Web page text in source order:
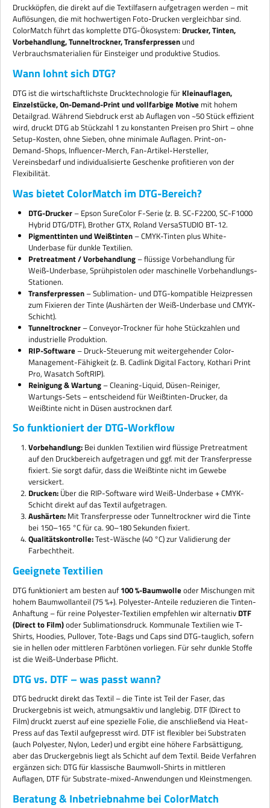
Einweisung & Schulung Langfristige Betreuung durch erfahrene
Experten Optionale Garantieverlängerung auf 36 oder 60
Monate – Investitionssicherheit pur Wir bieten Ihnen außerdem
attraktive Leasing- und Mietkaufmodelle mit flexiblen Laufzeiten
bis zu 60 Monaten. Anwendungsbereiche – Für wen ist der SC-
F2200 ideal? On-Demand-Produktion von T-Shirts, Hoodies,
Taschen & Merchandise Individualisierung in Shops, Ateliers &
Produktion kleiner und mittlerer Serien
Druckköpfen, die direkt auf die Textilfasern aufgetragen werden – mit
Auflösungen, die mit hochwertigen Foto-Drucken vergleichbar sind.
ColorMatch führt das komplette DTG-Ökosystem: Drucker, Tinten,
Vorbehandlung, Tunneltrockner, Transferpressenund
Verbrauchsmaterialien für Einsteiger und produktive Studios.
Wann lohnt sich DTG?
DTG ist die wirtschaftlichste Drucktechnologie für Kleinauflagen,
Einzelstücke, On-Demand-Print und vollfarbige Motive mit hohem
Detailgrad. Während Siebdruck erst ab Auflagen von ~50 Stück effizient
wird, druckt DTG ab Stückzahl 1 zu konstanten Preisen pro Shirt – ohne
Setup-Kosten, ohne Sieben, ohne minimale Auflagen. Print-on-
Demand-Shops, Influencer-Merch, Fan-Artikel-Hersteller,
Vereinsbedarf und individualisierte Geschenke profitieren von der
Flexibilität.
Was bietet ColorMatch im DTG-Bereich?
DTG-Drucker– Epson SureColor F-Serie (z. B. SC-F2200, SC-F1000
Hybrid DTG/DTF), Brother GTX, Roland VersaSTUDIO BT-12.
Pigmenttinten und Weißtinten– CMYK-Tinten plus White-
Underbase für dunkle Textilien.
Pretreatment / Vorbehandlung– flüssige Vorbehandlung für
Weiß-Underbase, Sprühpistolen oder maschinelle Vorbehandlungs-
Stationen.
Transferpressen– Sublimation- und DTG-kompatible Heizpressen
zum Fixieren der Tinte (Aushärten der Weiß-Underbase und CMYK-
Schicht).
Tunneltrockner– Conveyor-Trockner für hohe Stückzahlen und
industrielle Produktion.
RIP-Software– Druck-Steuerung mit weitergehender Color-
Management-Fähigkeit (z. B. Cadlink Digital Factory, Kothari Print
Pro, Wasatch SoftRIP).
Reinigung & Wartung– Cleaning-Liquid, Düsen-Reiniger,
Wartungs-Sets – entscheidend für Weißtinten-Drucker, da
Weißtinte nicht in Düsen austrocknen darf.
So funktioniert der DTG-Workflow
Vorbehandlung:Bei dunklen Textilien wird flüssige Pretreatment
auf den Druckbereich aufgetragen und ggf. mit der Transferpresse
fixiert. Sie sorgt dafür, dass die Weißtinte nicht im Gewebe
versickert.
Drucken:Über die RIP-Software wird Weiß-Underbase + CMYK-
Schicht direkt auf das Textil aufgetragen.
Aushärten:Mit Transferpresse oder Tunneltrockner wird die Tinte
bei 150–165 °C für ca. 90–180 Sekunden fixiert.
Qualitätskontrolle:Test-Wäsche (40 °C) zur Validierung der
Farbechtheit.
Geeignete Textilien
DTG funktioniert am besten auf100 %-Baumwolleoder Mischungen mit
hohem Baumwollanteil (75 %+). Polyester-Anteile reduzieren die Tinten-
Anhaftung – für reine Polyester-Textilien empfehlen wir alternativ DTF
(Direct to Film)oder Sublimationsdruck. Kommunale Textilien wie T-
Shirts, Hoodies, Pullover, Tote-Bags und Caps sind DTG-tauglich, sofern
sie in hellen oder mittleren Farbtönen vorliegen. Für sehr dunkle Stoffe
ist die Weiß-Underbase Pflicht.
DTG vs. DTF – was passt wann?
DTG bedruckt direkt das Textil – die Tinte ist Teil der Faser, das
Druckergebnis ist weich, atmungsaktiv und langlebig. DTF (Direct to
Film) druckt zuerst auf eine spezielle Folie, die anschließend via Heat-
Press auf das Textil aufgepresst wird. DTF ist flexibler bei Substraten
(auch Polyester, Nylon, Leder) und ergibt eine höhere Farbsättigung,
aber das Druckergebnis liegt als Schicht auf dem Textil. Beide Verfahren
ergänzen sich: DTG für klassische Baumwoll-Shirts in mittleren
Auflagen, DTF für Substrate-mixed-Anwendungen und Kleinstmengen.
Beratung & Inbetriebnahme bei ColorMatch